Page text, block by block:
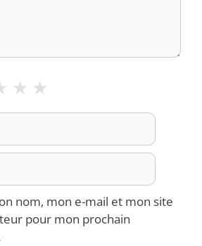
★
★
nom, mon e-mail et mon site
pour mon prochain